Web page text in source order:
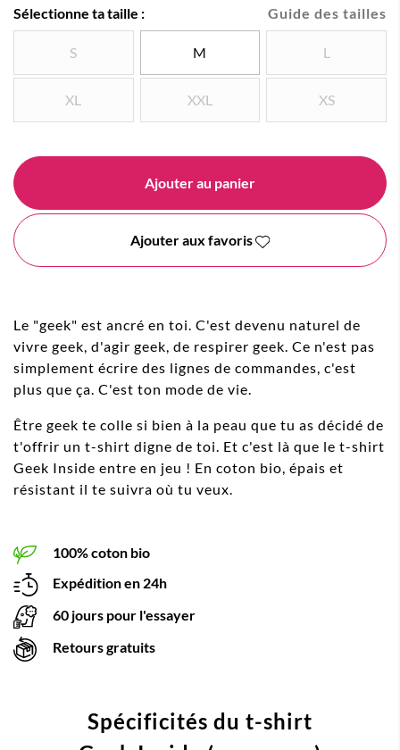
Guide des tailles
Sélectionne ta taille :
S M L
XL XXL XS
Ajouter au panier
Ajouter aux favoris
Le "geek" est ancré en toi. C'est devenu naturel de
vivre geek, d'agir geek, de respirer geek. Ce n'est pas
simplement écrire des lignes de commandes, c'est
plus que ça. C'est ton mode de vie.
Être geek te colle si bien à la peau que tu as décidé de
t'offrir un t-shirt digne de toi. Et c'est là que le t-shirt
Geek Inside entre en jeu ! En coton bio, épais et
résistant il te suivra où tu veux.
100% coton bio
Expédition en 24h
60 jours pour l'essayer
Retours gratuits
Spécificités du t-shirt